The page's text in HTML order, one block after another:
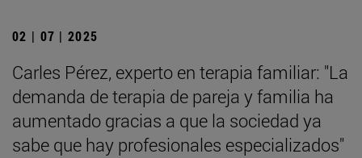
02 | 07 | 2025
Carles Pérez, experto en terapia familiar: "La
demanda de terapia de pareja y familia ha
aumentado gracias a que la sociedad ya
sabe que hay profesionales especializados"